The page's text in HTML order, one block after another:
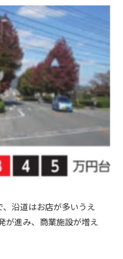
沿道はお店が多いうえ
が進み、商業施設が増え